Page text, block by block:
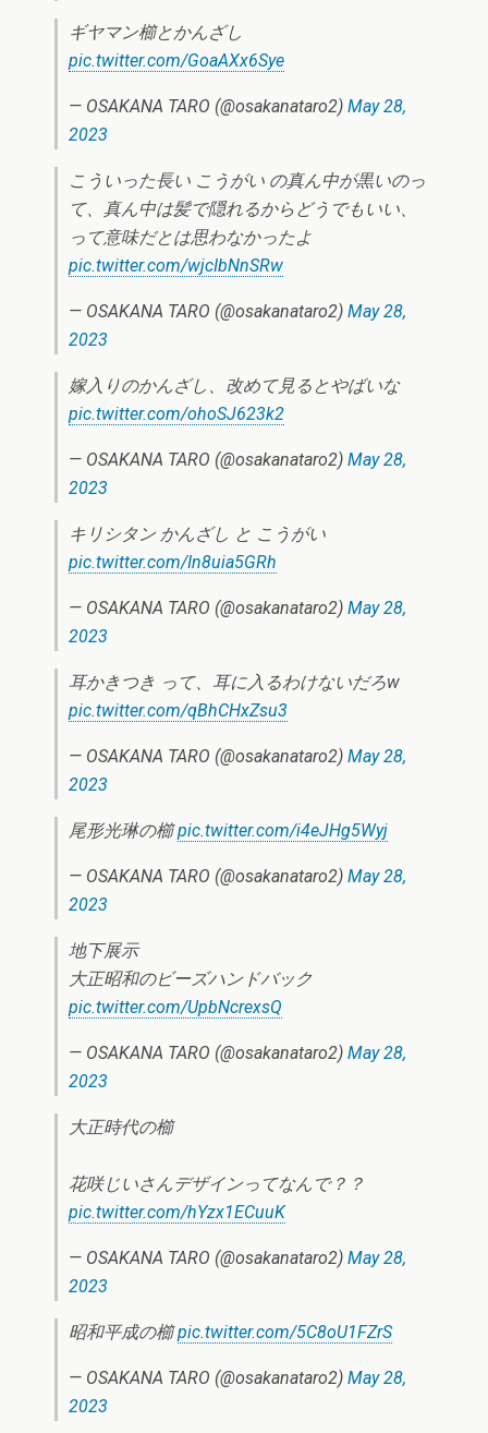
ギヤマン櫛とかんざし
pic.twitter.com/GoaAXx6Sye
— OSAKANA TARO (@osakanataro2) May 28,
2023
こういった長い こうがい の真ん中が黒いのっ
て、真ん中は髪で隠れるからどうでもいい、
って意味だとは思わなかったよ
pic.twitter.com/wjcIbNnSRw
— OSAKANA TARO (@osakanataro2) May 28,
2023
嫁入りのかんざし、改めて見るとやばいな
pic.twitter.com/ohoSJ623k2
— OSAKANA TARO (@osakanataro2) May 28,
2023
キリシタン かんざし と こうがい
pic.twitter.com/In8uia5GRh
— OSAKANA TARO (@osakanataro2) May 28,
2023
耳かきつき って、耳に入るわけないだろw
pic.twitter.com/qBhCHxZsu3
— OSAKANA TARO (@osakanataro2) May 28,
2023
尾形光琳の櫛pic.twitter.com/i4eJHg5Wyj
— OSAKANA TARO (@osakanataro2) May 28,
2023
地下展示
大正昭和のビーズハンドバック
pic.twitter.com/UpbNcrexsQ
— OSAKANA TARO (@osakanataro2) May 28,
2023
大正時代の櫛
花咲じいさんデザインってなんで？？
pic.twitter.com/hYzx1ECuuK
— OSAKANA TARO (@osakanataro2) May 28,
2023
昭和平成の櫛pic.twitter.com/5C8oU1FZrS
— OSAKANA TARO (@osakanataro2) May 28,
2023